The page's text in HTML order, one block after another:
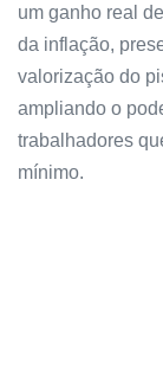
um ganho real
da inflação,
valorização do
ampliando o
trabalhadores
mínimo.